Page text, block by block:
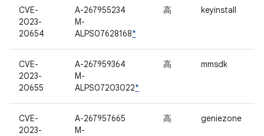
CVE-
2023-
20654
A-267955234
M-
ALPS07628168*
高 keyinstall
CVE-
2023-
20655
A-267959364
M-
ALPS07203022*
高 mmsdk
CVE-
2023-
A-267957665
M-
高 geniezone